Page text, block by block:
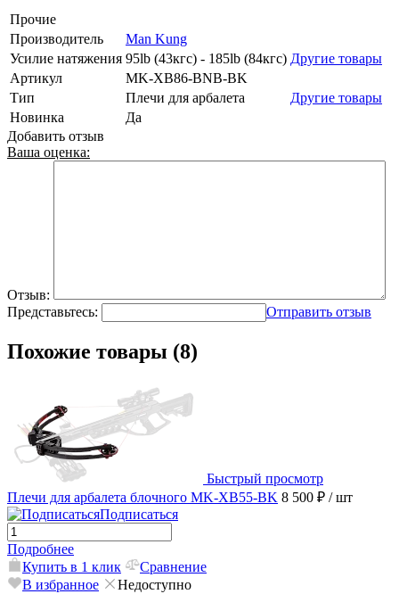
Прочие
Производитель
Man Kung
Усилие натяжения 95lb (43кгс) - 185lb (84кгс) Другие товары
Артикул
MK-XB86-BNB-BK
Тип
Плечи для арбалета
Другие товары
Новинка
Да
Добавить отзыв
Ваша оценка:
Отзыв:
Представьтесь:
Отправить отзыв
Похожие товары (8)
Быстрый просмотр
Плечи для арбалета блочного MK-XB55-BK 8 500 ₽ / шт
Подписаться
Подробнее
Купить в 1 клик
Сравнение
В избранное
Недоступно